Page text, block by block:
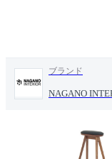
ブランド
NAGANO